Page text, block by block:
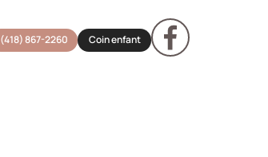
(418) 867-2260 Coin enfant